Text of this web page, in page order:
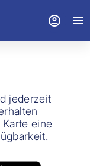
jederzeit
eine
account_circle menu